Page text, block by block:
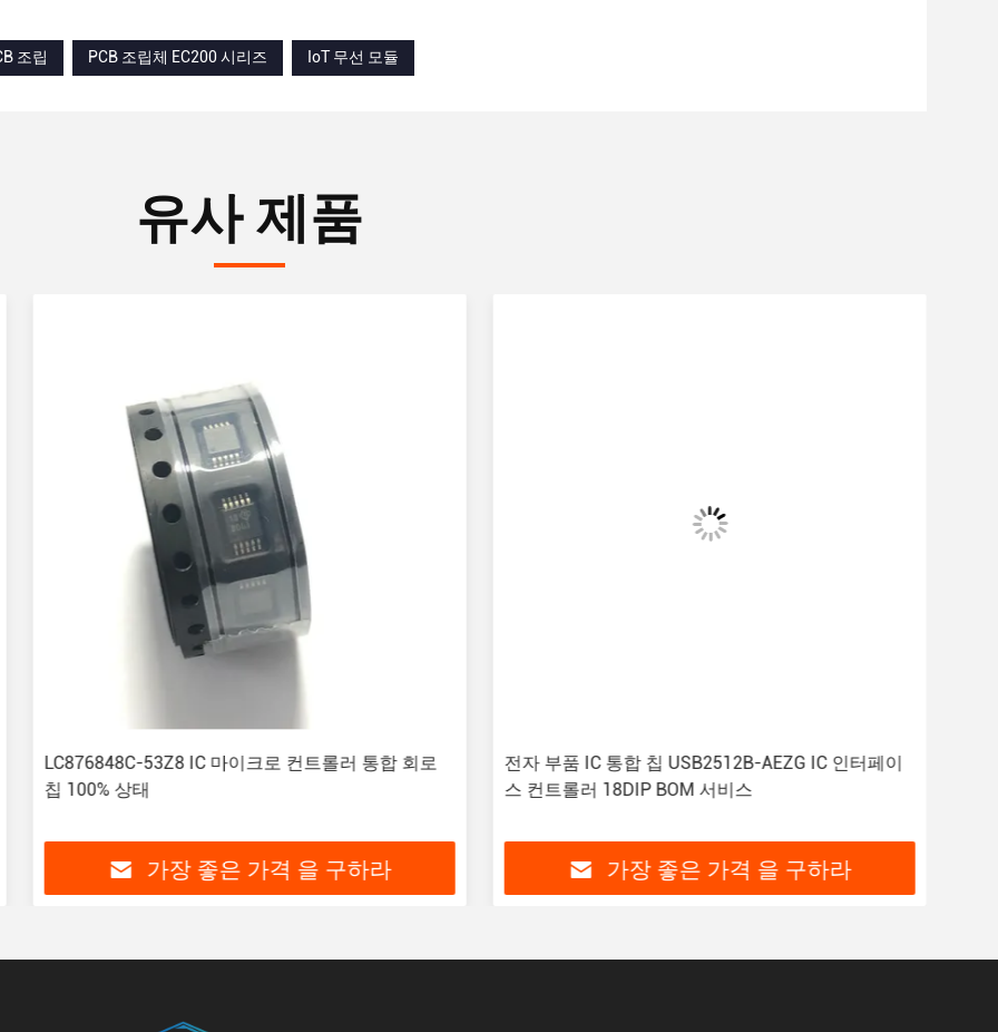
조립 PCB 조립체 EC200 시리즈 IoT 무선 모듈
유사 제품
LC876848C-53Z8 IC 마이크로 컨트롤러 통합 회로
칩 100% 상태
가장 좋은 가격 을 구하라
전자 부품 IC 통합 칩 USB2512B-AEZG IC 인터페이
스 컨트롤러 18DIP BOM 서비스
가장 좋은 가격 을 구하라